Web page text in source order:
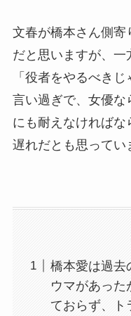
文春が橋本さん側
だと思いますが、一
「役者をやるべき
言い過ぎで、女優
にも耐えなければ
遅れだとも思ってい
橋本愛は過去
ウマがあった
ておらず、ト